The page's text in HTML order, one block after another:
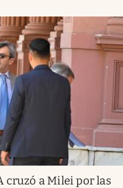
cruzó a Milei por las